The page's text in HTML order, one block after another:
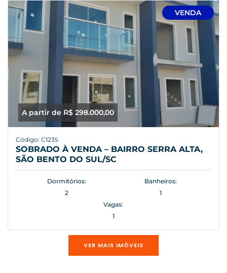
A partir de R$ 298.000,00
VENDA
Código: C1235
SOBRADO À VENDA – BAIRRO SERRA ALTA,
SÃO BENTO DO SUL/SC
Dormitórios:
2
Banheiros:
1
Vagas:
1
VER MAIS IMÓVEIS